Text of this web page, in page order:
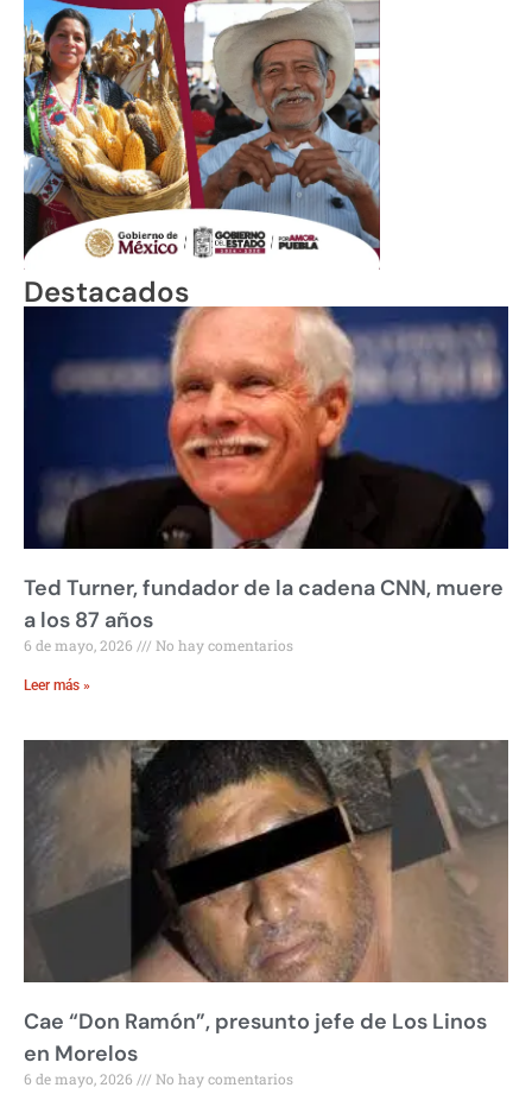
Destacados
Ted Turner, fundador de la cadena CNN, muere
a los 87 años
6 de mayo, 2026 No hay comentarios
Leer más »
Cae “Don Ramón”, presunto jefe de Los Linos
en Morelos
6 de mayo, 2026 No hay comentarios